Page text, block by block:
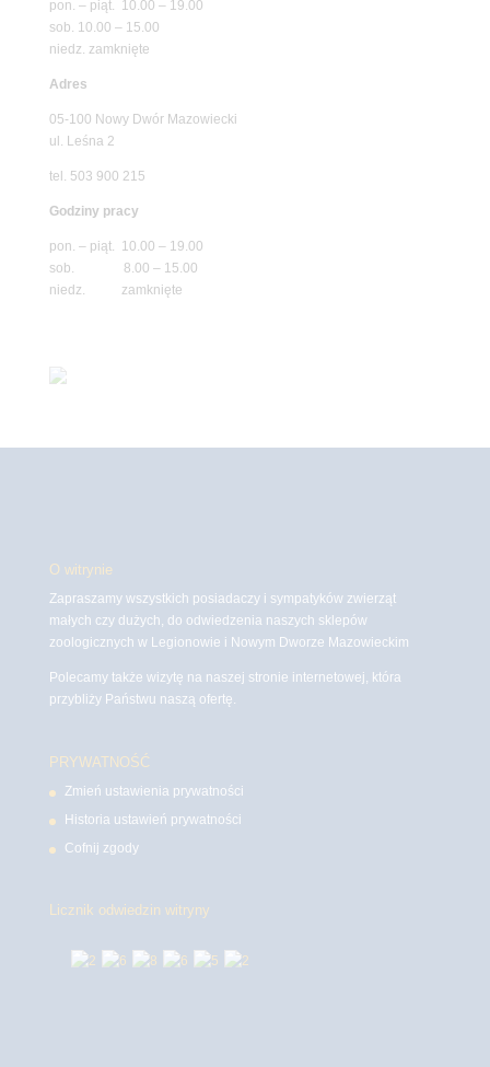
pon. – piąt. 10.00 – 19.00
sob. 10.00 – 15.00
niedz. zamknięte
Adres
05-100 Nowy Dwór Mazowiecki
ul. Leśna 2
tel. 503 900 215
Godziny pracy
pon. – piąt. 10.00 – 19.00
sob. 8.00 – 15.00
niedz. zamknięte
O witrynie
Zapraszamy wszystkich posiadaczy i sympatyków zwierząt
małych czy dużych, do odwiedzenia naszych sklepów
zoologicznych w Legionowie i Nowym Dworze Mazowieckim
Polecamy także wizytę na naszej stronie internetowej, która
przybliży Państwu naszą ofertę.
PRYWATNOŚĆ
Zmień ustawienia prywatności
Historia ustawień prywatności
Cofnij zgody
Licznik odwiedzin witryny